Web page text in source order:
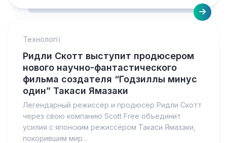
Технології
Ридли Скотт выступит продюсером
нового научно-фантастического
фильма создателя “Годзиллы минус
один” Такаси Ямазаки
Легендарный режиссёр и продюсер Ридли Скотт
через свою компанию Scott Free объединит
усилия с японским режиссёром Такаси Ямазаки,
покорившим мир...